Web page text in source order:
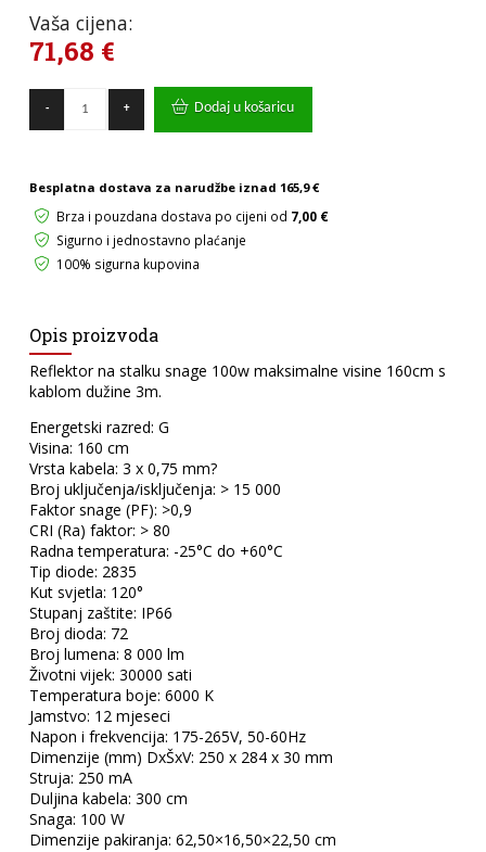
Vaša cijena:
71,68 €
-
STALKU
količina
+ Dodaj u košaricu
Besplatna dostava za narudžbe iznad 165,9 €
Brza i pouzdana dostava po cijeni od 7,00 €
Sigurno i jednostavno plaćanje
100% sigurna kupovina
Opis proizvoda
Reflektor na stalku snage 100w maksimalne visine 160cm s
kablom dužine 3m.
Energetski razred: G
Visina: 160 cm
Vrsta kabela: 3 x 0,75 mm?
Broj uključenja/isključenja: > 15 000
Faktor snage (PF): >0,9
CRI (Ra) faktor: > 80
Radna temperatura: -25°C do +60°C
Tip diode: 2835
Kut svjetla: 120°
Stupanj zaštite: IP66
Broj dioda: 72
Broj lumena: 8 000 lm
Životni vijek: 30000 sati
Temperatura boje: 6000 K
Jamstvo: 12 mjeseci
Napon i frekvencija: 175-265V, 50-60Hz
Dimenzije (mm) DxŠxV: 250 x 284 x 30 mm
Struja: 250 mA
Duljina kabela: 300 cm
Snaga: 100 W
Dimenzije pakiranja: 62,50×16,50×22,50 cm